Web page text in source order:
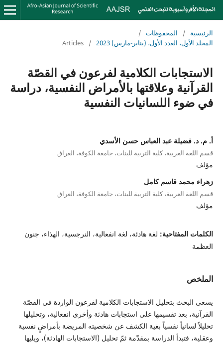
الرئيسية / المحفوظات /
المجلد الأول، العدد الأول، (يناير-مارس) 2023
/
Articles
الاستجابات الكلامية لفرعون في القصّة
القرآنية وعلاقتها بالأمراض النفسية، دراسة
في ضوء اللسانيات النفسية
أ. م. د. فضيلة عبد العباس حسن الأسدي
قسم اللغة العربية، كلية التربية للبنات، جامعة الكوفة، العراق
مؤلف
زهراء محمد قاسم كامل
قسم اللغة العربية، كلية التربية للبنات، جامعة الكوفة، العراق
مؤلف
الكلمات المفتاحية: لغة هادئة، لغة انفعالية، النرجسية، الهذاء، جنون
العظمة
الملخص
يسعى البحث بتحليل الاستجابات الكلامية لفرعون الواردة في القصّة
القرآنية، بعد تقسيمها على استجابات هادئة وأخرى انفعالية، وتحليلها
تحليلاً لسانياً نفسياً بغية الكشف عن شخصيته المريضة بأمراضٍ نفسية
وعقلية، فتبدأ الدراسة بمقدّمة ثمّ تحليل (الاستجابات الهادئة)، ويليها